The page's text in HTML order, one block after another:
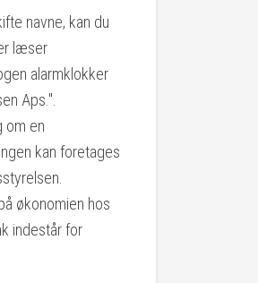
navne, kan du
læser
alarmklokker
Aps.".
om en
kan foretages
økonomien hos
indestår for